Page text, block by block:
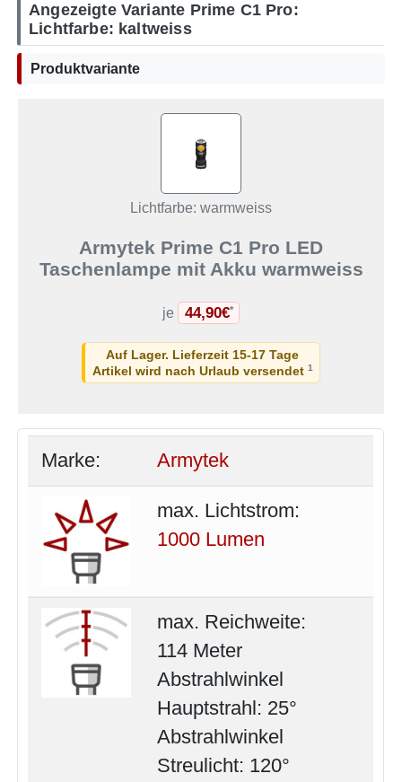
Angezeigte Variante Prime C1 Pro:
Lichtfarbe: kaltweiss
Produktvariante
Lichtfarbe: warmweiss
Armytek Prime C1 Pro LED
Taschenlampe mit Akku warmweiss
je 44,90€*
Auf Lager. Lieferzeit 15-17 Tage
Artikel wird nach Urlaub versendet 1
Marke: Armytek
max. Lichtstrom:
1000 Lumen
max. Reichweite:
114 Meter
Abstrahlwinkel
Hauptstrahl: 25°
Abstrahlwinkel
Streulicht: 120°